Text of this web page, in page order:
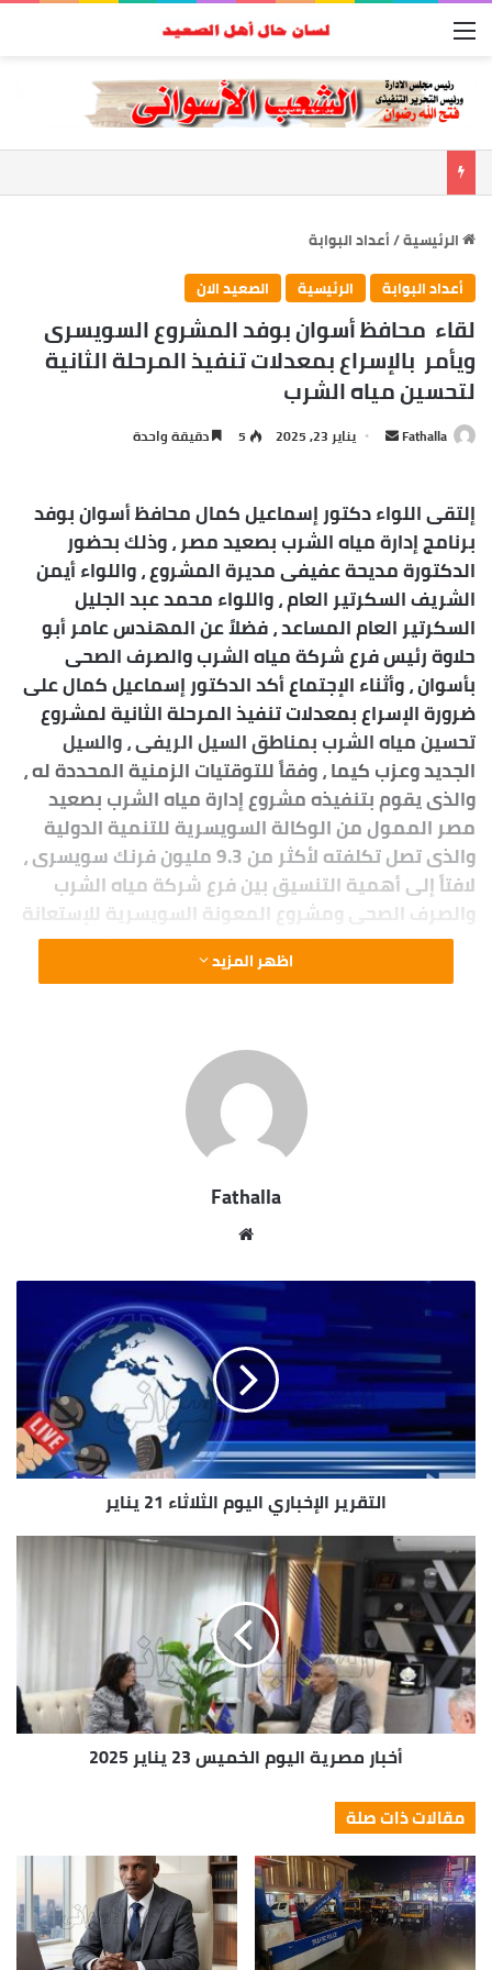
الرئيسية/أعداد البوابة
أعداد البوابة
الرئيسية الصعيد الان
لقاء محافظ أسوان بوفد المشروع السويسرى
ويأمر بالإسراع بمعدلات تنفيذ المرحلة الثانية
لتحسين مياه الشرب
Fathalla
ل
ب
ر
ي
د
إ
ل
ك
ت
ر
و
ن
ي
ا
يناير 23, 2025 5 دقيقة واحدة
إلتقى اللواء دكتور إسماعيل كمال محافظ أسوان بوفد
برنامج إدارة مياه الشرب بصعيد مصر ، وذلك بحضور
الدكتورة مديحة عفيفى مديرة المشروع ، واللواء أيمن
الشريف السكرتير العام ، واللواء محمد عبد الجليل
السكرتير العام المساعد ، فضلاً عن المهندس عامر أبو
حلاوة رئيس فرع شركة مياه الشرب والصرف الصحى
بأسوان ، وأثناء الإجتماع أكد الدكتور إسماعيل كمال على
ضرورة الإسراع بمعدلات تنفيذ المرحلة الثانية لمشروع
تحسين مياه الشرب بمناطق السيل الريفى ، والسيل
الجديد وعزب كيما ، وفقاً للتوقتيات الزمنية المحددة له ،
والذى يقوم بتنفيذه مشروع إدارة مياه الشرب بصعيد
مصر الممول من الوكالة السويسرية للتنمية الدولية
والذى تصل تكلفته لأكثر من 9.3 مليون فرنك سويسرى ،
لافتاً إلى أهمية التنسيق بين فرع شركة مياه الشرب
والصرف الصحى ومشروع المعونة السويسرية للإستعانة
بخبراتها فى مجال التدريب وإعادة الهيكلة والتطوير
المؤسسى للشركة لدعم وإنجاح منظومة العمل التى
بتوقيع بروتوكول مع مكتبة مصر العامة لتنظيم أنشطة
توعوية تستهدف الأعمار السنية المختلفة ، فضلاً عن
الإعداد لإطلاق مبادرات للتطوير والتجميل فى الميادين
والشوارع الرئيسية والداخلية لخلق أجواء جمالية تليق
اظهر المزيد
Fathalla
الوي
ب
التقرير الإخباري اليوم الثلاثاء 21 يناير
أخبار مصرية اليوم الخميس 23 يناير 2025
مقالات ذات صلة